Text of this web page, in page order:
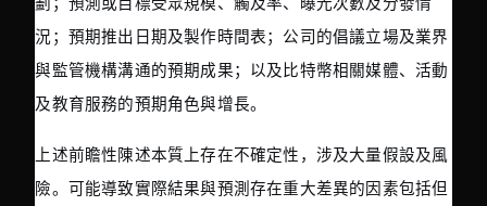
況；預期推出日期及製作時間表；公司的倡議立場及業界
與監管機構溝通的預期成果；以及比特幣相關媒體、活動
及教育服務的預期角色與增長。
上述前瞻性陳述本質上存在不確定性，涉及大量假設及風
險。可能導致實際結果與預測存在重大差異的因素包括但